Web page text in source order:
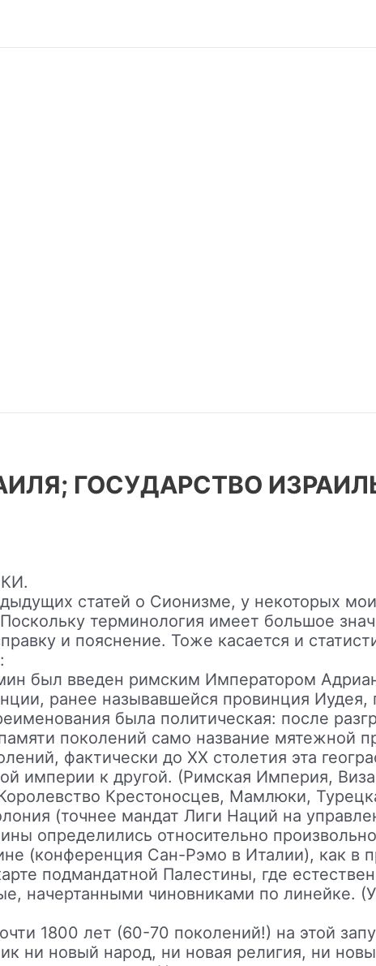
ГОСУДАРСТВО
статей о Сионизме, у некоторых
терминология имеет большое
и пояснение. Тоже касается и
был введен римским Императором
ранее называвшейся провинция Иудея,
была политическая: после
поколений само название мятежной
фактически до XX столетия эта
империи к другой. (Римская Империя,
Крестоносцев, Мамлюки,
(точнее мандат Лиги Наций на
определились относительно
(конференция Сан-Рэмо в Италии), как в
подмандатной Палестины, где
начертанными чиновниками по линейке.
1800 лет (60-70 поколений!) на этой
ни новый народ, ни новая религия, ни